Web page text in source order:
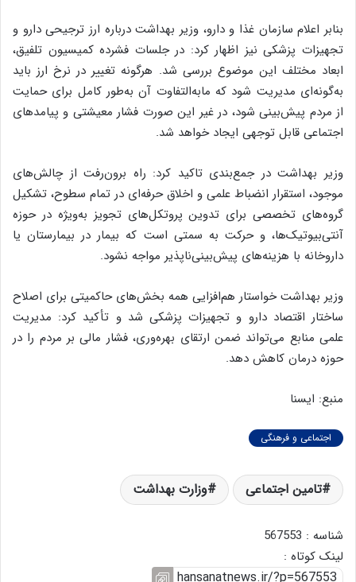
بنابر اعلام سازمان غذا و دارو، وزیر بهداشت درباره ارز ترجیحی دارو و
تجهیزات پزشکی نیز اظهار کرد: در جلسات فشرده کمیسیون تلفیق،
ابعاد مختلف این موضوع بررسی شد. هرگونه تغییر در نرخ ارز باید
به‌گونه‌ای مدیریت شود که مابه‌التفاوت آن به‌طور کامل برای حمایت
از مردم پیش‌بینی شود، در غیر این صورت فشار معیشتی و پیامدهای
اجتماعی قابل توجهی ایجاد خواهد شد.
وزیر بهداشت در جمع‌بندی تاکید کرد: راه برون‌رفت از چالش‌های
موجود، استقرار انضباط علمی و اخلاق حرفه‌ای در تمام سطوح، تشکیل
گروه‌های تخصصی برای تدوین پروتکل‌های تجویز به‌ویژه در حوزه
آنتی‌بیوتیک‌ها، و حرکت به سمتی است که بیمار در بیمارستان یا
داروخانه با هزینه‌های پیش‌بینی‌ناپذیر مواجه نشود.
وزیر بهداشت خواستار هم‌افزایی همه بخش‌های حاکمیتی برای اصلاح
ساختار اقتصاد دارو و تجهیزات پزشکی شد و تأکید کرد: مدیریت
علمی منابع می‌تواند ضمن ارتقای بهره‌وری، فشار مالی بر مردم را در
حوزه درمان کاهش دهد.
منبع: ایسنا
اجتماعی و فرهنگی
تامین اجتماعی وزارت بهداشت
شناسه : 567553
لینک کوتاه :